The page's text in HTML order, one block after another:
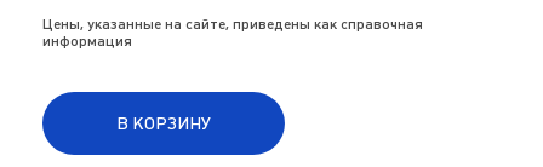
Цены, указанные на сайте, приведены как справочная
информация
В КОРЗИНУ